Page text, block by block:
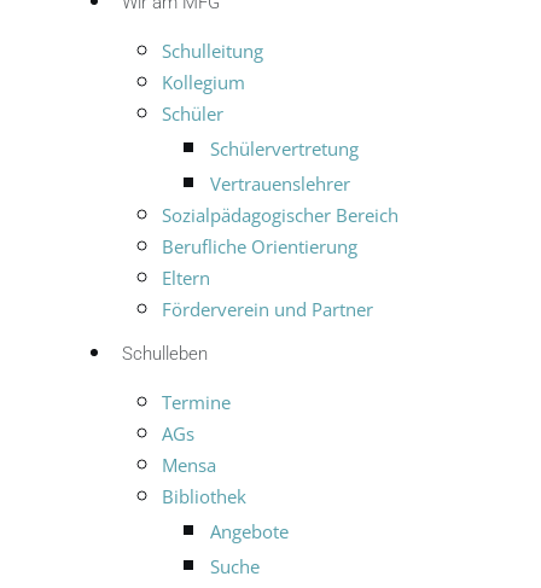
Schulleitung
Kollegium
Schüler
Schülervertretung
Vertrauenslehrer
Sozialpädagogischer Bereich
Berufliche Orientierung
Eltern
Förderverein und Partner
Schulleben
Termine
AGs
Mensa
Bibliothek
Angebote
Suche